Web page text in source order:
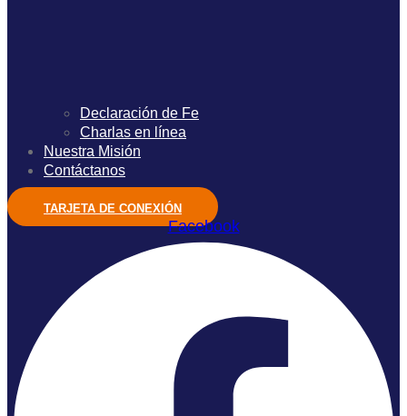
Declaración de Fe
Charlas en línea
Nuestra Misión
Contáctanos
TARJETA DE CONEXIÓN
Facebook